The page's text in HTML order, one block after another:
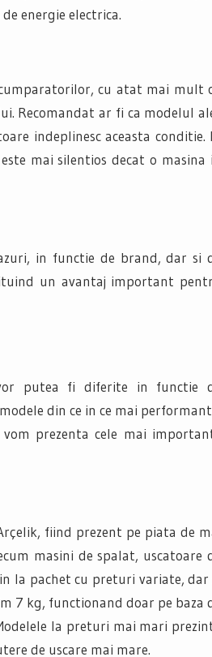
energie electrica.
cu atat mai mult
Recomandat ar fi ca modelul
indeplinesc aceasta conditie.
mai silentios decat o masina
in functie de brand, dar si
un avantaj important
putea fi diferite in functie
din ce in ce mai
prezenta cele mai
fiind prezent pe piata de
masini de spalat, uscatoare
la pachet cu preturi variate, dar
7 kg, functionand doar pe baza
la preturi mai mari
de uscare mai mare.